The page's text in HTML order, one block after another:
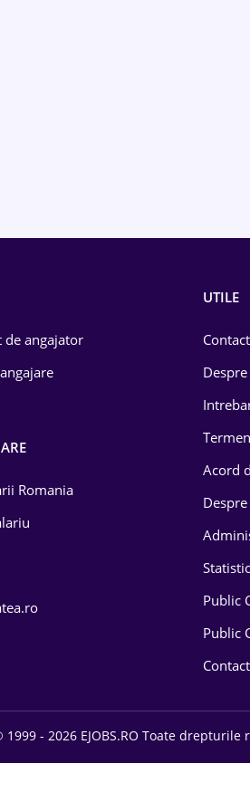
de angajator
Romania
UTILE
Contact
Despre
Acord
Public
Public
1999 - 2026 EJOBS.RO Toate drepturile